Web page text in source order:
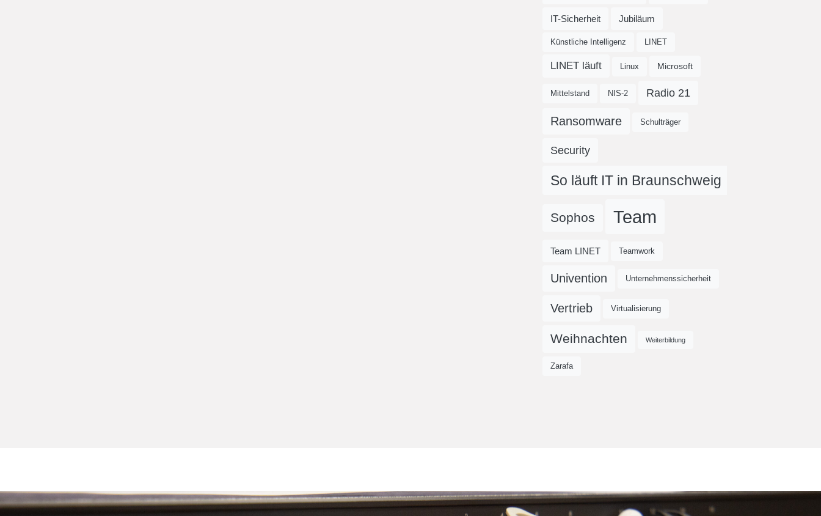
IT-Sicherheit Jubiläum
Künstliche Intelligenz LINET
LINET läuft Linux Microsoft
Mittelstand NIS-2 Radio 21
Ransomware Schulträger
Security
So läuft IT in Braunschweig
Sophos Team
Team LINET Teamwork
Univention Unternehmenssicherheit
Vertrieb Virtualisierung
Weihnachten Weiterbildung
Zarafa